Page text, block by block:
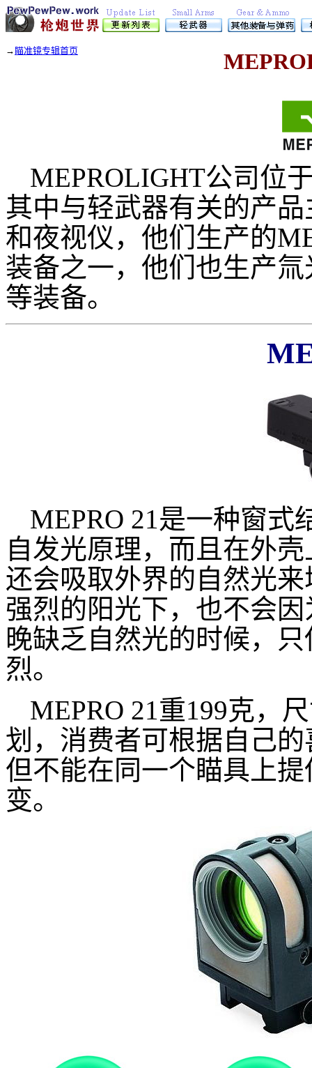
→ 瞄准镜专辑首页
MEPROLIGHT公司位
其中与轻武器有关的产
和夜视仪，他们生产的
装备之一，他们也生产
等装备。
MEPRO 21是一种窗式
自发光原理，而且在外
还会吸取外界的自然光
强烈的阳光下，也不会
晚缺乏自然光的时候，
烈。
MEPRO 21重199克，
划，消费者可根据自己
但不能在同一个瞄具上
变。